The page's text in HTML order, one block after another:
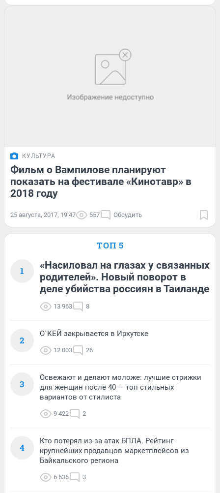
КУЛЬТУРА
Фильм о Вампилове планируют
показать на фестивале «Кинотавр» в
2018 году
25 августа, 2017, 19:47 557 Обсудить
ТОП 5
1
«Насиловал на глазах у связанных
родителей». Новый поворот в
деле убийства россиян в Таиланде
13 963 8
2
О`КЕЙ закрывается в Иркутске
12 003 26
3
Освежают и делают моложе: лучшие стрижки
для женщин после 40 — топ стильных
вариантов от стилиста
9 422 2
4
Кто потерял из-за атак БПЛА. Рейтинг
крупнейших продавцов маркетплейсов из
Байкальского региона
6 636 3